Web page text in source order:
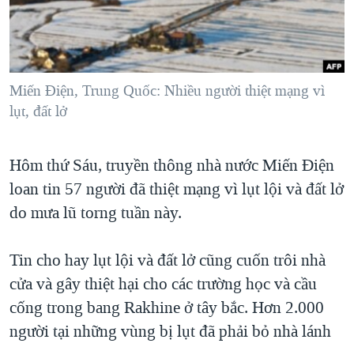
"Tìm"NGƯỜI VIỆT HẢI NGOẠI
ĐỜI SỐNG
KINH TẾ
KHOA HỌC
VĂN HOÁ
THỂ THAO
GIÁO DỤC
TẠI
HÀNH TRÌNH BẦU CỬ 2024
MỘT NĂM CHIẾN TRANH TẠI DẢI GAZA
GIẢI MÃ VÀNH ĐAI & CON ĐƯỜNG
NGÀY TỊ NẠN THẾ GIỚI
GROUND ZERO – XƯA VÀ NAY
CHI PHÍ CHIẾN TRANH AFGHANISTAN
THƯỢNG ĐỈNH TRUMP-KIM TẠI VIỆT NAM
TRỊNH VĨNH BÌNH VS. CHÍNH PHỦ VIỆT NAM
NGƯ DÂN VIỆT VÀ LÀN SÓNG TRỘM HẢI SÂM
VIDEO
NGHE
MẠNG XÃ HỘI
Ngôn ngữ khác
Miến Điện, Trung Quốc: Nhiều người thiệt mạng vì
lụt, đất lở
Hôm thứ Sáu, truyền thông nhà nước Miến Điện
loan tin 57 người đã thiệt mạng vì lụt lội và đất lở
do mưa lũ torng tuần này.
Tin cho hay lụt lội và đất lở cũng cuốn trôi nhà
cửa và gây thiệt hại cho các trường học và cầu
cống trong bang Rakhine ở tây bắc. Hơn 2.000
người tại những vùng bị lụt đã phải bỏ nhà lánh